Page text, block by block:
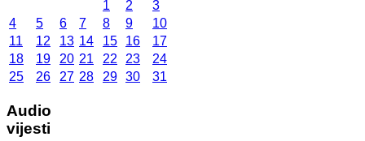
1
2
3
4
5 6 7 8 9
10
11
12 13 14 15 16
17
18
19 20 21 22 23
24
25
26 27 28 29 30 31
Audio
vijesti